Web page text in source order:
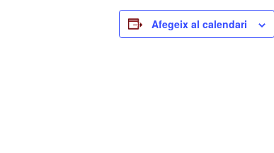
Afegeix al calendari